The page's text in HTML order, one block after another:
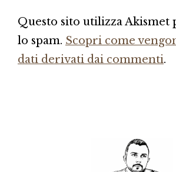
Questo sito utilizza
lo spam. Scopri come
dati derivati dai commenti.